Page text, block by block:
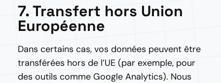
7. Transfert hors Union
Européenne
Dans certains cas, vos données peuvent être
transférées hors de l’UE (par exemple, pour
des outils comme Google Analytics). Nous